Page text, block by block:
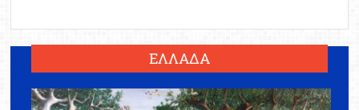
ΕΛΛΑΔΑ